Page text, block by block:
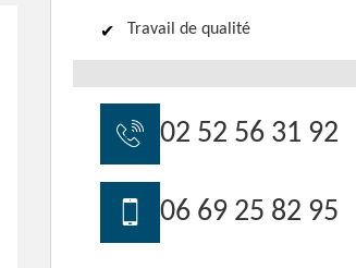
Travail de qualité
02 52 56 31 92
06 69 25 82 95